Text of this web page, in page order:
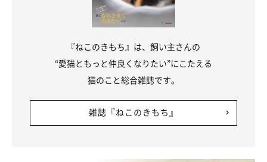
『ねこのきもち』は、飼い主さんの
“愛猫ともっと仲良くなりたい”にこたえる
猫のこと総合雑誌です。
雑誌『ねこのきもち』